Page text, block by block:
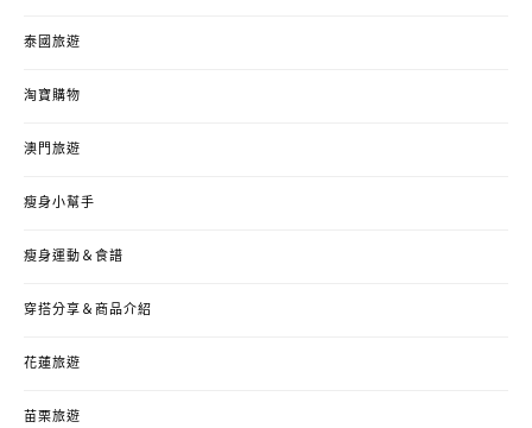
泰國旅遊
淘寶購物
澳門旅遊
瘦身小幫手
瘦身運動＆食譜
穿搭分享＆商品介紹
花蓮旅遊
苗栗旅遊